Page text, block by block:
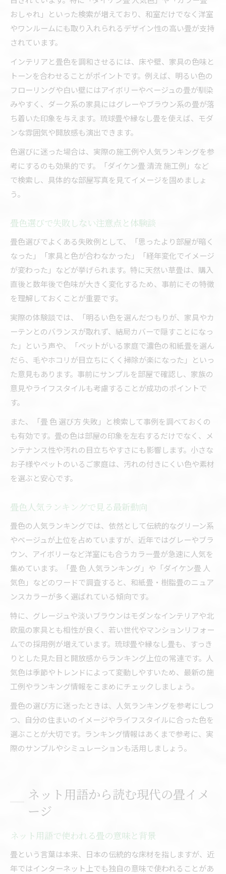
おしゃれ」といった検索が増えており、和室だけでなく洋室
やワンルームにも取り入れられるデザイン性の高い畳が支持
されています。
インテリアと畳色を調和させるには、床や壁、家具の色味と
トーンを合わせることがポイントです。例えば、明るい色の
フローリングや白い壁にはアイボリーやベージュの畳が馴染
みやすく、ダーク系の家具にはグレーやブラウン系の畳が落
ち着いた印象を与えます。琉球畳や縁なし畳を使えば、モダ
ンな雰囲気や開放感も演出できます。
色選びに迷った場合は、実際の施工例や人気ランキングを参
考にするのも効果的です。「ダイケン畳 清流 施工例」など
で検索し、具体的な部屋写真を見てイメージを固めましょ
う。
畳色選びで失敗しない注意点と体験談
畳色選びでよくある失敗例として、「思ったより部屋が暗く
なった」「家具と色が合わなかった」「経年変化でイメージ
が変わった」などが挙げられます。特に天然い草畳は、購入
直後と数年後で色味が大きく変化するため、事前にその特徴
を理解しておくことが重要です。
実際の体験談では、「明るい色を選んだつもりが、家具やカ
ーテンとのバランスが取れず、結局カバーで隠すことになっ
た」という声や、「ペットがいる家庭で濃色の和紙畳を選ん
だら、毛やホコリが目立ちにくく掃除が楽になった」といっ
た意見もあります。事前にサンプルを部屋で確認し、家族の
意見やライフスタイルも考慮することが成功のポイントで
す。
また、「畳 色 選び方 失敗」と検索して事例を調べておくの
も有効です。畳の色は部屋の印象を左右するだけでなく、メ
ンテナンス性や汚れの目立ちやすさにも影響します。小さな
お子様やペットのいるご家庭は、汚れの付きにくい色や素材
を選ぶと安心です。
畳色人気ランキングで見る最新動向
畳色の人気ランキングでは、依然として伝統的なグリーン系
やベージュが上位を占めていますが、近年ではグレーやブラ
ウン、アイボリーなど洋室にも合うカラー畳が急速に人気を
集めています。「畳 色 人気ランキング」や「ダイケン畳 人
気色」などのワードで調査すると、和紙畳・樹脂畳のニュア
ンスカラーが多く選ばれている傾向です。
特に、グレージュや淡いブラウンはモダンなインテリアや北
欧風の家具とも相性が良く、若い世代やマンションリフォー
ムでの採用例が増えています。琉球畳や縁なし畳も、すっき
りとした見た目と開放感からランキング上位の常連です。人
気色は季節やトレンドによって変動しやすいため、最新の施
工例やランキング情報をこまめにチェックしましょう。
畳色の選び方に迷ったときは、人気ランキングを参考にしつ
つ、自分の住まいのイメージやライフスタイルに合った色を
選ぶことが大切です。ランキング情報はあくまで参考に、実
際のサンプルやシミュレーションも活用しましょう。
ネット用語から読む現代の畳イメ
ージ
ネット用語で使われる畳の意味と背景
畳という言葉は本来、日本の伝統的な床材を指しますが、近
年ではインターネット上でも独自の意味で使われることがあ